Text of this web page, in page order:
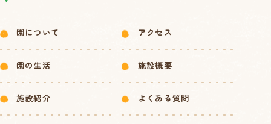
園について
園の生活
施設紹介
アクセス
施設概要
よくある質問